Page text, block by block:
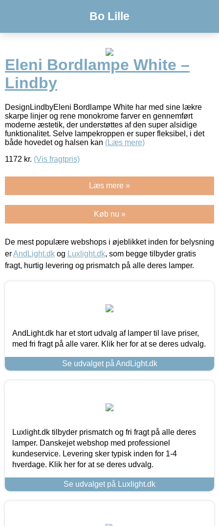
Bo Lille
Eleni Bordlampe White –
Lindby
DesignLindbyEleni Bordlampe White har med sine lækre
skarpe linjer og rene monokrome farver en gennemført
moderne æstetik, der understøttes af den super alsidige
funktionalitet. Selve lampekroppen er super fleksibel, i det
både hovedet og halsen kan (Læs mere)
1172 kr. (Vis fragtpris)
Læs mere »
Køb nu »
De mest populære webshops i øjeblikket inden for belysning
erAndLight.dk og Luxlight.dk, som begge tilbyder gratis
fragt, hurtig levering og prismatch på alle deres lamper.
AndLight.dk har et stort udvalg af lamper til lave priser,
med fri fragt på alle varer. Klik her for at se deres udvalg.
Se udvalget på AndLight.dk
Luxlight.dk tilbyder prismatch og fri fragt på alle deres
lamper. Danskejet webshop med professionel
kundeservice. Levering sker typisk inden for 1-4
hverdage. Klik her for at se deres udvalg.
Se udvalget på Luxlight.dk